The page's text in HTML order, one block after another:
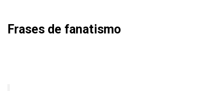
Frases de fanatismo